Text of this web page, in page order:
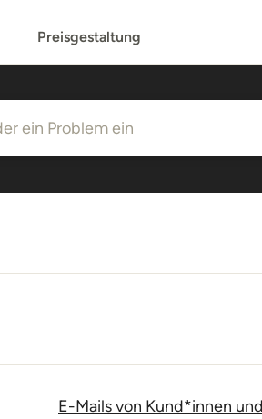
Preisgestaltung
E-Mails von Kund*innen